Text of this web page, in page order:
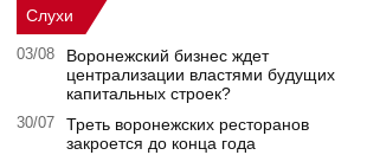
Слухи
03/08
Воронежский бизнес ждет
централизации властями будущих
капитальных строек?
30/07
Треть воронежских ресторанов
закроется до конца года